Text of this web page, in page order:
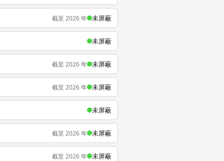
截至 2026 年 未屏蔽
未屏蔽
截至 2026 年 未屏蔽
截至 2026 年 未屏蔽
未屏蔽
截至 2026 年 未屏蔽
截至 2026 年 未屏蔽